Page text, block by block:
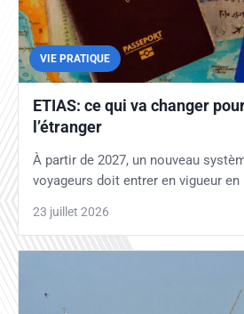
VIE PRATIQUE
ETIAS: ce qui va changer
l’étranger
À partir de 2027, un nouveau
voyageurs doit entrer en vigueur en
23 juillet 2026